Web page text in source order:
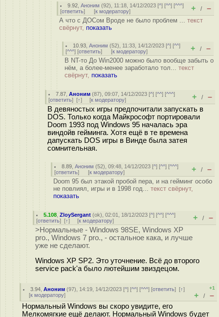
9.92 ,Аноним (92), 11:18, 14/12/2023 [^] [^^] [^^^]
[ответить] [к модератору] + / –
А что с ДОСом Вроде не было проблем ... текст
свёрнут, показать
10.93 ,Аноним (52), 11:33, 14/12/2023 [^] [^^]
[^^^] [ответить] [к модератору] + / –
В NT-то До Win2000 можно было вообще забыть о
нём, а более-менее заработало тол... текст
свёрнут, показать
7.87 ,Аноним (87), 09:07, 14/12/2023 [^] [^^] [^^^]
[ответить] [↑] [к модератору] + / –
В девяностых игры предпочитали запускать в
DOS. Только когда Майкрософт портировали
Doom 1993 под Windows 95 началась эра
виндойв гейминга. Хотя ещё в те времена
дапускать DOS игры в Винде была затея
сомнительная.
8.89 ,Аноним (52), 09:48, 14/12/2023 [^] [^^] [^^^]
[ответить] [к модератору] + / –
Doom 95 был этакой пробой пера, и на гейминг особо
не повлиял, игры и в 1998 год... текст свёрнут,
показать
5.108 ,ZloySergant (ok), 02:01, 18/12/2023 [^] [^^] [^^^]
[ответить] [↑] [к модератору] + / –
>Нормальные - Windows 98SE, Windows XP
pro., Windows 7 pro., - остальное кака, и лучше
уже не сделают.
Windows XP SP2. Это уточнение. Всё до второго
service pack'a было лютейшим звиздецом.
3.94 ,Аноним (97), 14:19, 14/12/2023 [^] [^^] [^^^] [ответить][↑]
[к модератору]
+1
+ / –
Нормальный Windows вы скоро увидите, его
Мелкомягкие ещё делают. Нормальный Windows будет